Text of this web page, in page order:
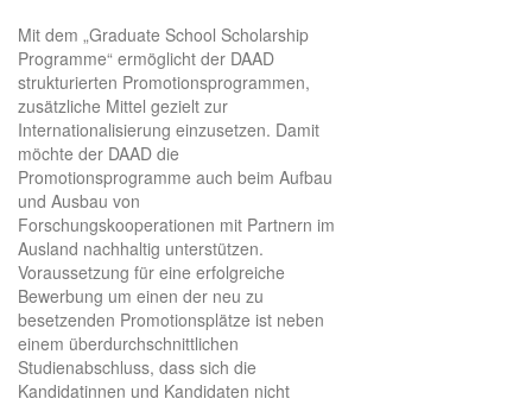
Mit dem „Graduate School Scholarship
Programme“ ermöglicht der DAAD
strukturierten Promotionsprogrammen,
zusätzliche Mittel gezielt zur
Internationalisierung einzusetzen. Damit
möchte der DAAD die
Promotionsprogramme auch beim Aufbau
und Ausbau von
Forschungskooperationen mit Partnern im
Ausland nachhaltig unterstützen.
Voraussetzung für eine erfolgreiche
Bewerbung um einen der neu zu
besetzenden Promotionsplätze ist neben
einem überdurchschnittlichen
Studienabschluss, dass sich die
Kandidatinnen und Kandidaten nicht